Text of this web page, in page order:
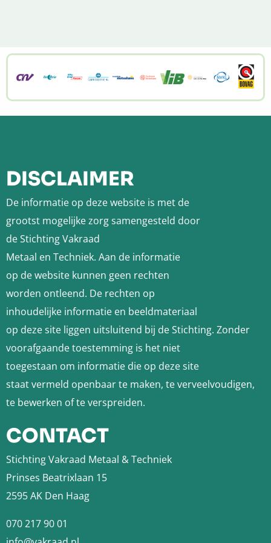
DISCLAIMER
De informatie op deze website is met de
grootst mogelijke zorg samengesteld door
de Stichting Vakraad
Metaal en Techniek. Aan de informatie
op de website kunnen geen rechten
worden ontleend. De rechten op
inhoudelijke informatie en beeldmateriaal
op deze site liggen uitsluitend bij de Stichting. Zonder
voorafgaande toestemming is het niet
toegestaan om informatie die op deze site
staat vermeld openbaar te maken, te verveelvoudigen,
te bewerken of te verspreiden.
CONTACT
Stichting Vakraad Metaal & Techniek
Prinses Beatrixlaan 15
2595 AK Den Haag
070 217 90 01